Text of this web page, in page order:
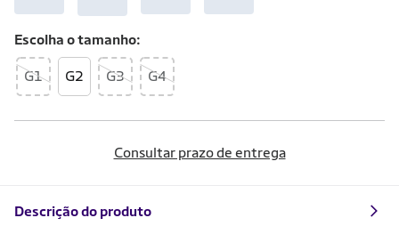
Escolha otamanho
G1 G2 G3 G4
Consultar prazo de entrega
Descrição do produto